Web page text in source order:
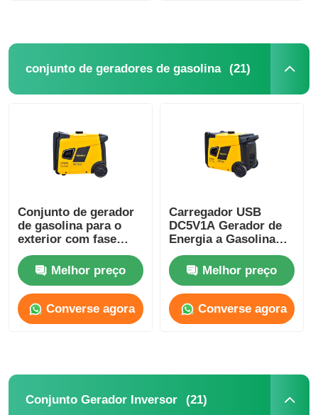
motor diesel do gerador
conjunto de geradores de gasolina (21)
Conjunto de gerador
de gasolina para o
exterior com fase
única paralelo para o
local de construção
Melhor preço
Converse agora
Carregador USB
DC5V1A Gerador de
Energia a Gasolina
Monocilíndrico
Gerador de Gasolina
Portátil
Melhor preço
Converse agora
Conjunto Gerador Inversor (21)